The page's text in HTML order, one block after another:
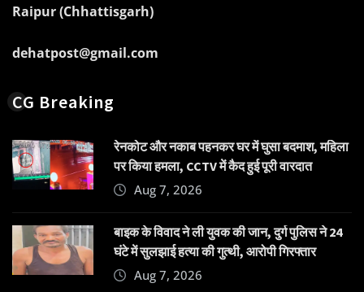
Raipur (Chhattisgarh)
dehatpost@gmail.com
CG Breaking
रेनकोट और नकाब पहनकर घर में घुसा बदमाश, महिला
पर किया हमला, CCTV में कैद हुई पूरी वारदात
Aug 7, 2026
बाइक के विवाद ने ली युवक की जान, दुर्ग पुलिस ने 24
घंटे में सुलझाई हत्या की गुत्थी, आरोपी गिरफ्तार
Aug 7, 2026